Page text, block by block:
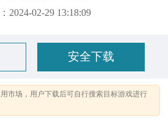
2024-02-29 13:18:09
安全下载
市场，用户下载后可自行搜索目标游戏进行